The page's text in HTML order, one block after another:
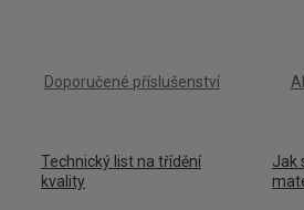
Doporučené příslušenství
Technický list na třídění
kvality
Jak